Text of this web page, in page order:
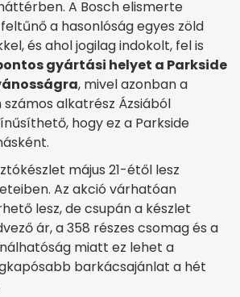
A Bosch elismerte
a hasonlóság egyes zöld
és ahol jogilag indokolt, fel is
gyártási helyet a Parkside
, mivel azonban a
alkatrész Ázsiából
hogy ez a Parkside
május 21-étől lesz
Az akció várhatóan
lesz, de csupán a készlet
ár, a 358 részes csomag és a
miatt ez lehet a
barkácsajánlat a hét